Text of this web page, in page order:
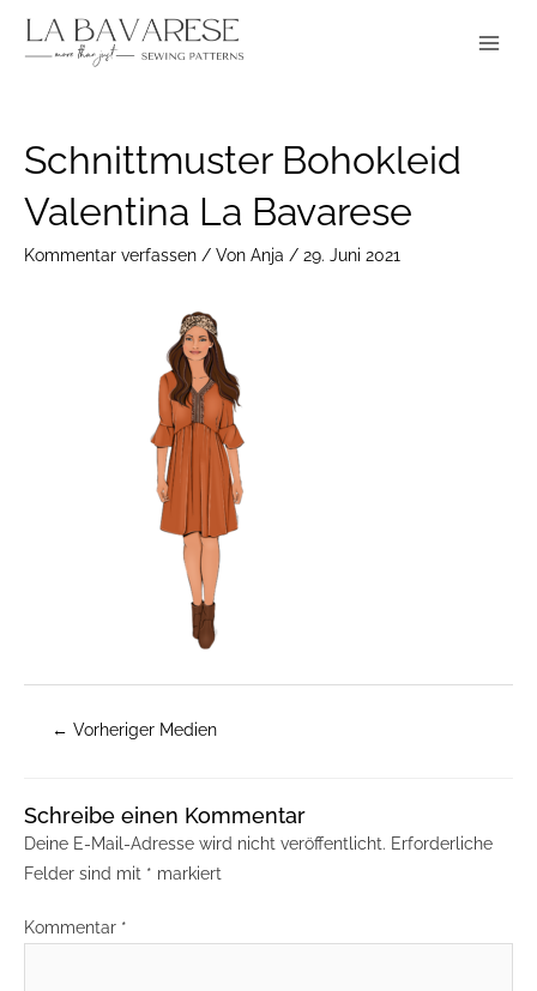
Inhalt
Schnittmuster Bohokleid
Valentina La Bavarese
Kommentar verfassen / Von Anja / 29. Juni 2021
navigation
← Vorheriger Medien
Schreibe einen Kommentar
Deine E-Mail-Adresse wird nicht veröffentlicht. Erforderliche
Felder sind mit * markiert
Kommentar *